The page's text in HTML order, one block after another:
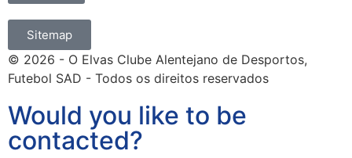
Sitemap
© 2026 - O Elvas Clube Alentejano de Desportos,
Futebol SAD - Todos os direitos reservados
Would you like to be
contacted?